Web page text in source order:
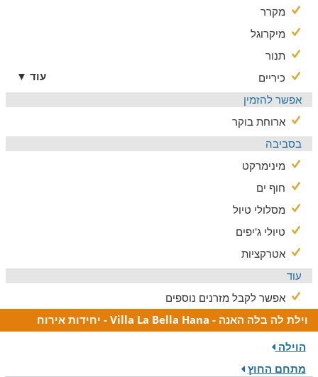
מקרר
מיקרוגל
תנור
כיריים
עוד ▼
אפשר להזמין
ארוחת בוקר
בסביבה
מינימרקט
חוף ים
מסלולי טיול
טיולי ג'יפים
אטרקציות
עוד
אפשר לקבל מזרנים נוספים
וילת לה בלה האנה - Villa La Bella Hana - יחידות אירוח
הוילה
מתחם החוץ